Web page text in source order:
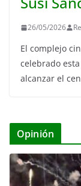
26/05/2026
El complejo
celebrado
alcanzar el
Opinión